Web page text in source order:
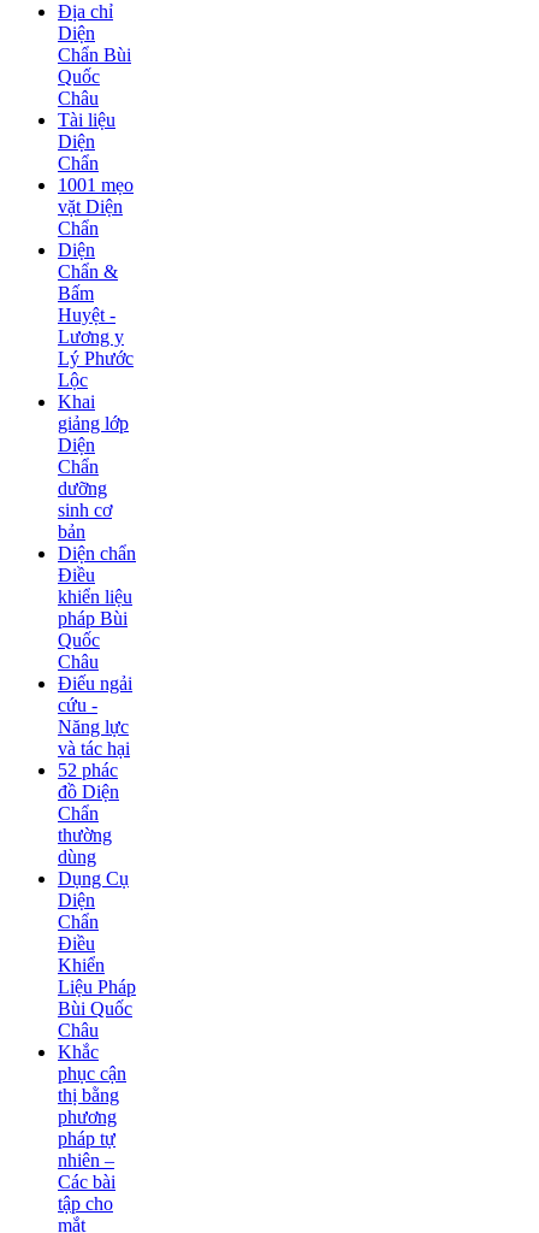
Địa chỉ
Diện
Chẩn Bùi
Quốc
Châu
Tài liệu
Diện
Chẩn
1001 mẹo
vặt Diện
Chẩn
Diện
Chẩn &
Bấm
Huyệt -
Lương y
Lý Phước
Lộc
Khai
giảng lớp
Diện
Chẩn
dưỡng
sinh cơ
bản
Diện chẩn
Điều
khiển liệu
pháp Bùi
Quốc
Châu
Điếu ngải
cứu -
Năng lực
và tác hại
52 phác
đồ Diện
Chẩn
thường
dùng
Dụng Cụ
Diện
Chẩn
Điều
Khiển
Liệu Pháp
Bùi Quốc
Châu
Khắc
phục cận
thị bằng
phương
pháp tự
nhiên –
Các bài
tập cho
mắt